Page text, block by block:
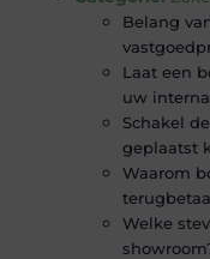
Belang
Laat een
uw
Schakel
geplaatst
Waarom
Welke